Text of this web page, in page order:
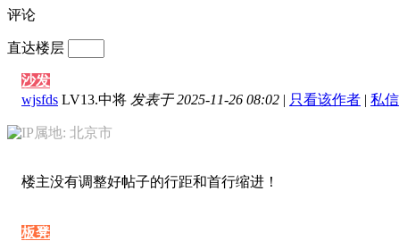
评论
直达楼层
沙发
wjsfds LV13.中将 发表于 2025-11-26 08:02 | 只看该作者 | 私信
IP属地: 北京市
楼主没有调整好帖子的行距和首行缩进！
板凳